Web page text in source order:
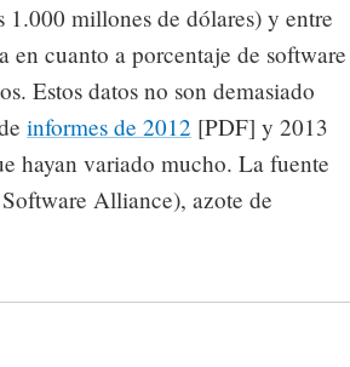
1.000 millones de dólares) y entre
en cuanto a porcentaje de software
Estos datos no son demasiado
informes de 2012 [PDF] y 2013
hayan variado mucho. La fuente
Alliance), azote de